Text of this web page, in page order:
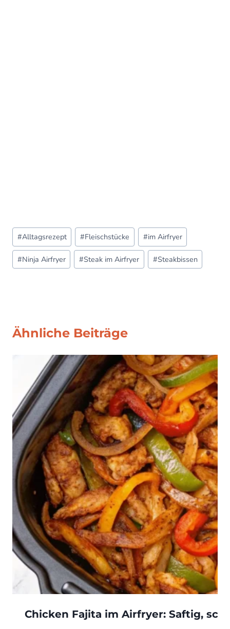
Post
Tags:
#Alltagsrezept #Fleischstücke #im Airfryer
#Ninja Airfryer #Steak im Airfryer #Steakbissen
Ähnliche Beiträge
Chicken Fajita im Airfryer: Saftig,